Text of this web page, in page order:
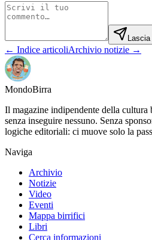
← Indice articoliArchivio notizie →
MondoBirra
Il magazine indipendente della cultura
senza inseguire nessuno. Senza
logiche editoriali: ci muove solo la
Naviga
Archivio
Notizie
Video
Eventi
Mappa birrifici
Libri
Cerca informazioni